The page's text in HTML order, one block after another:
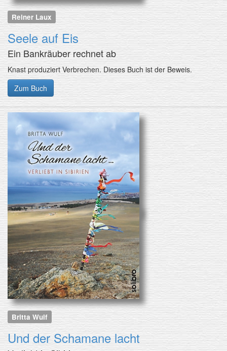
Reiner Laux
Seele auf Eis
Ein Bankräuber rechnet ab
Knast produziert Verbrechen. Dieses Buch ist der Beweis.
Zum Buch
Britta Wulf
Und der Schamane lacht